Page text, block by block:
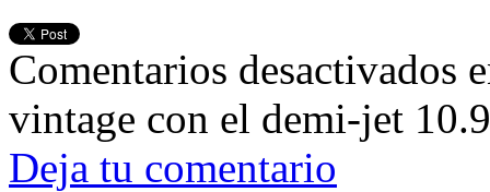
Comentarios desactivados
vintage con el demi-jet
Deja tu comentario